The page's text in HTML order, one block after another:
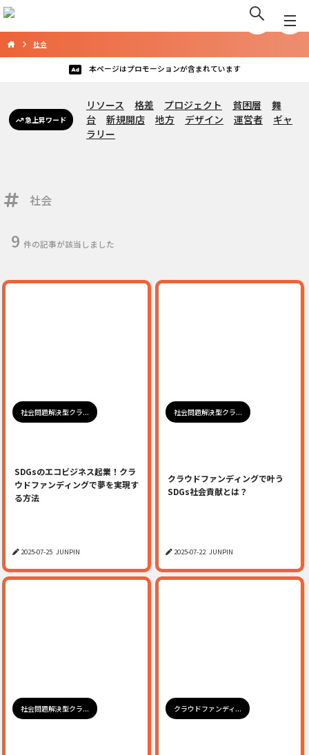
社会
本ページはプロモーションが含まれています
急上昇ワード
リソース 格差 プロジェクト 貧困層
舞
台
新規開店 地方 デザイン 運営者
ギャ
ラリー
社会
9 件の記事が該当しました
社会問題解決型クラ...
SDGsのエコビジネス起業！クラ
ウドファンディングで夢を実現す
る方法
2025-07-25 JUNPIN
社会問題解決型クラ...
クラウドファンディングで叶う
SDGs社会貢献とは？
2025-07-22 JUNPIN
社会問題解決型クラ... クラウドファンディ...